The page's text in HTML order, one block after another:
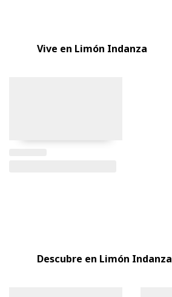
Vive en Limón Indanza
Descubre en Limón Indanza